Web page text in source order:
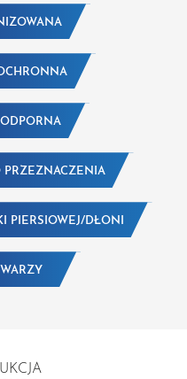
PRZEZNACZENIA
PIERSIOWEJ/DŁONI